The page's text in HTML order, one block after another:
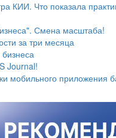
КИИ. Что показала
Смена масштаба!
за три месяца
Journal!
мобильного приложения